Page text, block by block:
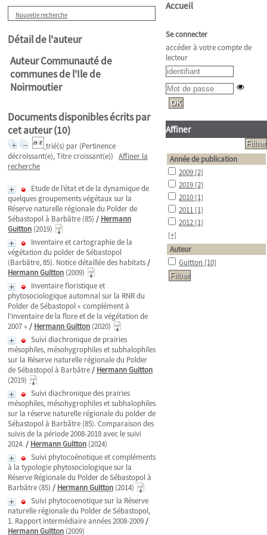
Nouvelle recherche
Détail de l'auteur
Auteur Communauté de
communes de l'Ile de
Noirmoutier
Documents disponibles écrits par
cet auteur (10)
trié(s) par (Pertinence
décroissant(e), Titre croissant(e)) Affiner la
recherche
Etude de l’état et de la dynamique de
quelques groupements végétaux sur la
Réserve naturelle régionale du Polder de
Sébastopol à Barbâtre (85) / Hermann
Guitton (2019)
Inventaire et cartographie de la
végétation du polder de Sébastopol
(Barbâtre, 85). Notice détaillée des habitats/
Hermann Guitton (2009)
Inventaire floristique et
phytosociologique automnal sur la RNR du
Polder de Sébastopol « complément à
l’inventaire de la flore et de la végétation de
2007 » / Hermann Guitton (2020)
Suivi diachronique de prairies
mésophiles, mésohygrophiles et subhalophiles
sur la Réserve naturelle régionale du Polder
de Sébastopol à Barbâtre/ Hermann Guitton
(2019)
Suivi diachronique des prairies
mésophiles, mésohygrophiles et subhalophiles
sur la réserve naturelle régionale du polder de
Sébastopol à Barbâtre (85). Comparaison des
suivis de la période 2008-2018 avec le suivi
2024./ Hermann Guitton (2024)
Suivi phytocoénotique et compléments
à la typologie phytosociologique sur la
Réserve Régionale du Polder de Sébastopol à
Barbâtre (85) / Hermann Guitton (2014)
Suivi phytocoenotique sur la Réserve
naturelle régionale du Polder de Sébastopol,
1. Rapport intermédiaire années 2008-2009/
Hermann Guitton (2009)
Accueil
Se connecter
accéder à votre compte de
lecteur
Affiner
Année de publication
2009 [2]
2019 [2]
2010 [1]
2011 [1]
2012 [1]
[+]
Auteur
Guitton [10]